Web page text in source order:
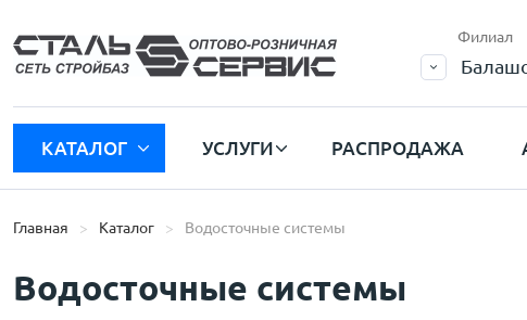
Филиал
КАТАЛОГ УСЛУГИ РАСПРОДАЖА
Главная Каталог Водосточные системы
Водосточные системы